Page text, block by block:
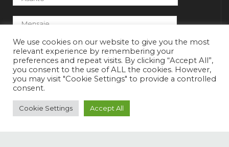
Por favor, deja este campo vacío.
Acepto la RGPD
We use cookies on our website to give you the most
relevant experience by remembering your
preferences and repeat visits. By clicking “Accept All”,
you consent to the use of ALL the cookies. However,
you may visit "Cookie Settings" to provide a controlled
consent.
Cookie Settings Accept All